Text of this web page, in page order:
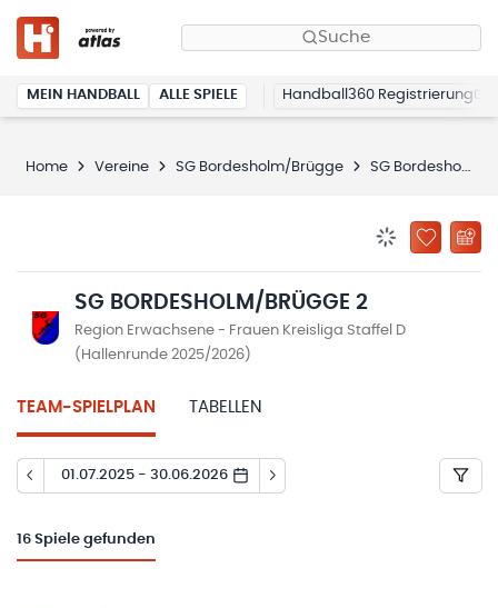
Suche
MEIN HANDBALL ALLE SPIELE Handball360 Registrierung
Home Vereine SG Bordesholm/Brügge SG Bordesholm/Brügge 2
ZU
SG BORDESHOLM/BRÜGGE 2
Region Erwachsene - Frauen Kreisliga Staffel D
(Hallenrunde 2025/2026)
TEAM-SPIELPLAN TABELLEN
01.07.2025 - 30.06.2026
16 Spiele gefunden